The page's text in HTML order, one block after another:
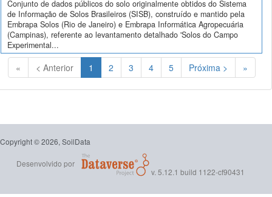
Conjunto de dados públicos do solo originalmente obtidos do Sistema
de Informação de Solos Brasileiros (SISB), construído e mantido pela
Embrapa Solos (Rio de Janeiro) e Embrapa Informática Agropecuária
(Campinas), referente ao levantamento detalhado 'Solos do Campo
Experimental...
« < Anterior 1 (Atual)
2 3 4 5 Próxima > »
Copyright © 2026, SoilData
Desenvolvido por
v. 5.12.1 build 1122-cf90431